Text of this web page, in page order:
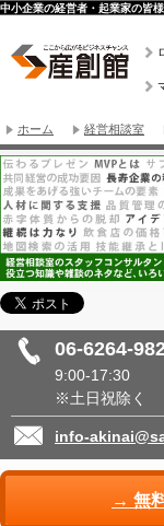
中小企業の経営者・起業家の皆
ホーム 経営相談室
06-6264-
9:00-17:30
※土日祝除く
info-
→ 無